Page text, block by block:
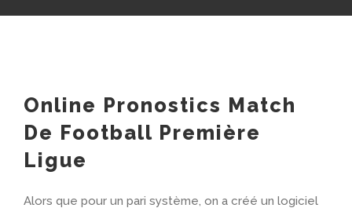
Online Pronostics Match
De Football Première
Ligue
Alors que pour un pari système, on a créé un logiciel